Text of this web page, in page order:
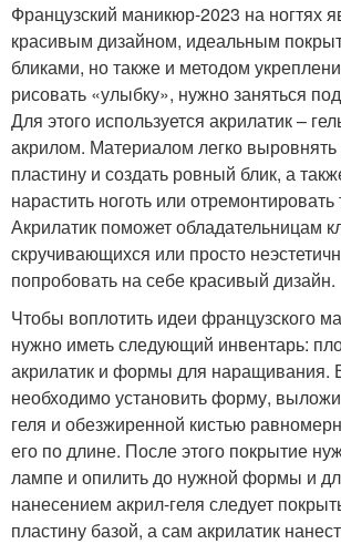
Французский маникюр-2023 на ногтях
красивым дизайном, идеальным
бликами, но также и методом
рисовать «улыбку», нужно заняться
Для этого используется акрилатик –
акрилом. Материалом легко выровнять
пластину и создать ровный блик, а
нарастить ноготь или
Акрилатик поможет обладательницам
скручивающихся или просто
попробовать на себе красивый дизайн.
Чтобы воплотить идеи французского
нужно иметь следующий инвентарь:
акрилатик и формы для наращивания.
необходимо установить форму,
геля и обезжиренной кистью
его по длине. После этого покрытие
лампе и опилить до нужной формы и
нанесением акрил-геля следует
пластину базой, а сам акрилатик